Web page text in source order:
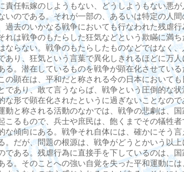
責任転嫁のしようもない、どうしようもない悪が
いのである。それが一部の、あるいは特定の人間
過去のいかなる戦争においても行なわれた残虐行
れは戦争のもたらした狂気などという欺瞞に満ち
ならない。戦争のもたらしたものなどではなく、
あり、狂気という言葉で異化しきれるほどに万人
る。潜在しているものを戦争が顕在化させている
の顕在は、平和だと称される今の日本においても
であり、敢て言うならば、戦争という圧倒的な状
な形で顕在化されたというに過ぎないことなので
動と称される活動のなかでは、戦争の悲劇は、国
こるもので、兵士や庶民は、飽くまでその犠牲者
な傾向にある。戦争それ自体には、確かにそう言
。だが、問題の根源は、戦争がどうとかいう以上
である。残虐行為に直接手を下しているのは、国
る。そのことへの強い自覚を失った平和運動には